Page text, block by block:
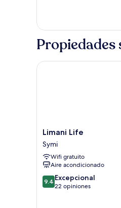
Limani
Life
Symi
Limani Life
Symi
Wifi gratuito
Aire acondicionado
9.4
de
9.4 Excepcional
22 opiniones
Limani Life